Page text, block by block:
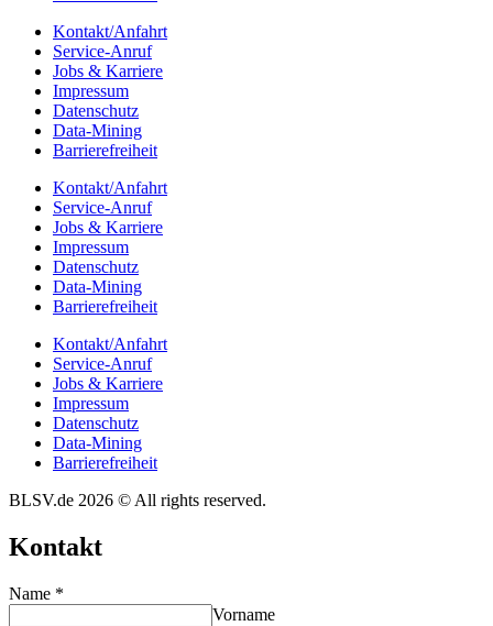
Kontakt/​​Anfahrt
Service-Anruf
Jobs & Karriere
Impres­sum
Daten­schutz
Data-Mining
Barrie­re­frei­heit
Kontakt/​​Anfahrt
Service-Anruf
Jobs & Karriere
Impres­sum
Daten­schutz
Data-Mining
Barrie­re­frei­heit
Kontakt/​​Anfahrt
Service-Anruf
Jobs & Karriere
Impres­sum
Daten­schutz
Data-Mining
Barrie­re­frei­heit
BLSV.de 2026 © All rights reserved.
Kontakt
Name *
Vorname